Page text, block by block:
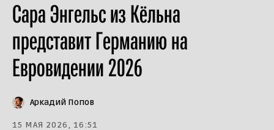
Сара Энгельс из Кёльна
представит Германию на
Евровидении 2026
Аркадий Попов
15 МАЯ 2026, 16:51